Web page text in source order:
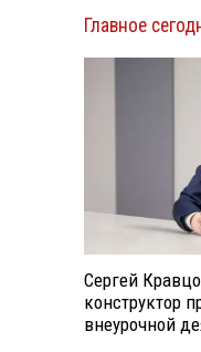
Главное
Сергей
конструктор
внеурочной